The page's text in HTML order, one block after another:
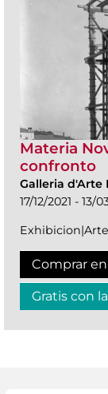
Materia
confronto
Galleria d'Arte
17/12/2021 - 13/
Comprar
Gratis con